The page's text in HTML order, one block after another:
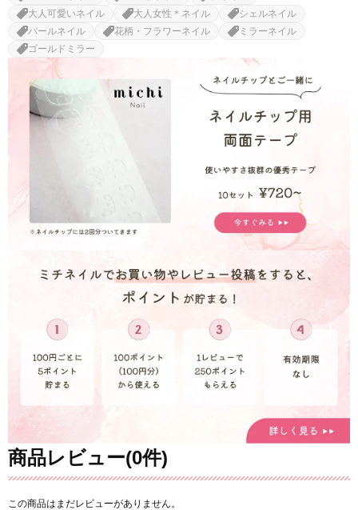
大人可愛いネイル
大人女性＊ネイル
シェルネイル
パールネイル
花柄・フラワーネイル
ミラーネイル
ゴールドミラー
商品レビュー(0件)
この商品はまだレビューがありません。